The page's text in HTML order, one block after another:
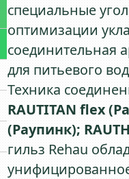
специальные
оптимизации
соединительная
для питьевого
Техника
RAUTITAN flex
(Раупинк);
гильз Rehau